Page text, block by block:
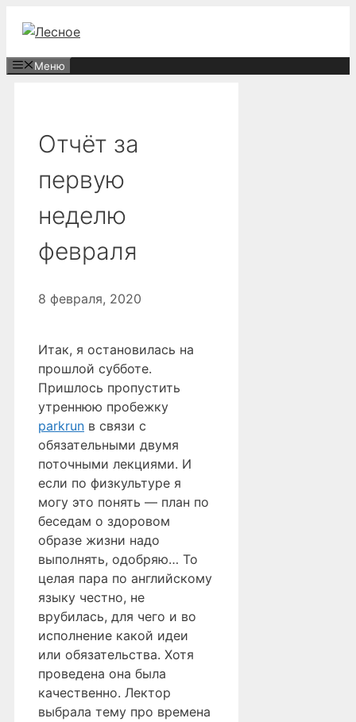
содержимому
Меню
Отчёт за
первую
неделю
февраля
8 февраля, 2020
Итак, я остановилась на
прошлой субботе.
Пришлось пропустить
утреннюю пробежку
parkrun в связи с
обязательными двумя
поточными лекциями. И
если по физкультуре я
могу это понять — план по
беседам о здоровом
образе жизни надо
выполнять, одобряю… То
целая пара по английскому
языку честно, не
врубилась, для чего и во
исполнение какой идеи
или обязательства. Хотя
проведена она была
качественно. Лектор
выбрала тему про времена